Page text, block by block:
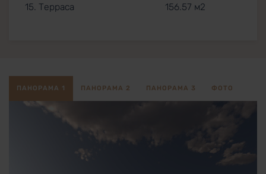
15. Терраса 156.57 м2
ПАНОРАМА 1 ПАНОРАМА 2 ПАНОРАМА 3 ФОТО